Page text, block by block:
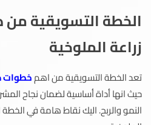
الخطة التسويقية
زراعة الملوخية
تعد الخطة التسويقية من اهمخطوات
حيث انها أداة أساسية لضمان نجاح
النمو والربح. اليك نقاط هامة في